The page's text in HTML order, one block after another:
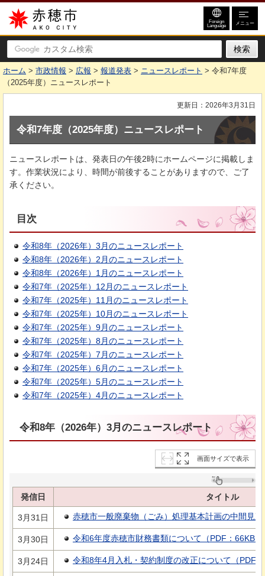
赤穂市
Foreign
Language メニュー
ホーム > 市政情報 > 広報 > 報道発表 > ニュースレポート > 令和7年度
（2025年度）ニュースレポート
更新日：2026年3月31日
令和7年度（2025年度）ニュースレポート
ニュースレポートは、発表日の午後2時にホームページに掲載しま
す。作業状況により、時間が前後することがありますので、ご了
承ください。
目次
令和8年（2026年）3月のニュースレポート
令和8年（2026年）2月のニュースレポート
令和8年（2026年）1月のニュースレポート
令和7年（2025年）12月のニュースレポート
令和7年（2025年）11月のニュースレポート
令和7年（2025年）10月のニュースレポート
令和7年（2025年）9月のニュースレポート
令和7年（2025年）8月のニュースレポート
令和7年（2025年）7月のニュースレポート
令和7年（2025年）6月のニュースレポート
令和7年（2025年）5月のニュースレポート
令和7年（2025年）4月のニュースレポート
令和8年（2026年）3月のニュースレポート
画面サイズで表示
発信日 タイトル
3月31日 赤穂市一般廃棄物（ごみ）処理基本計画の中間見
3月30日 令和6年度赤穂市財務書類について（PDF：66KB）
3月24日 令和8年4月入札・契約制度の改正について（PDF